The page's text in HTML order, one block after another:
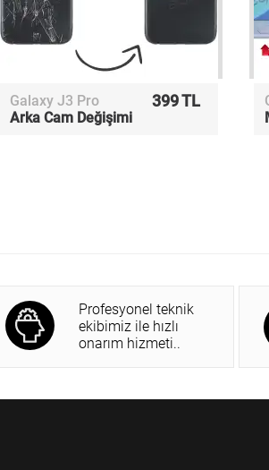
Galaxy J3 Pro 399 TL
Arka Cam Değişimi
Profesyonel teknik
ekibimiz ile hızlı
onarım hizmeti..